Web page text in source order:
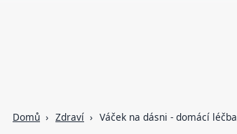
Domů Zdraví Váček na dásni - domácí léčba